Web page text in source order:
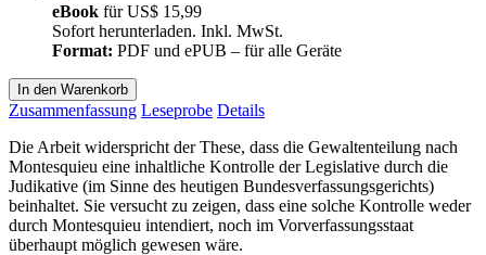
eBook fürUS$ 15,99
Sofort herunterladen. Inkl. MwSt.
Format: PDF und ePUB – für alle Geräte
In den Warenkorb
Zusammenfassung Leseprobe Details
Die Arbeit widerspricht der These, dass die Gewaltenteilung nach
Montesquieu eine inhaltliche Kontrolle der Legislative durch die
Judikative (im Sinne des heutigen Bundesverfassungsgerichts)
beinhaltet. Sie versucht zu zeigen, dass eine solche Kontrolle weder
durch Montesquieu intendiert, noch im Vorverfassungsstaat
überhaupt möglich gewesen wäre.